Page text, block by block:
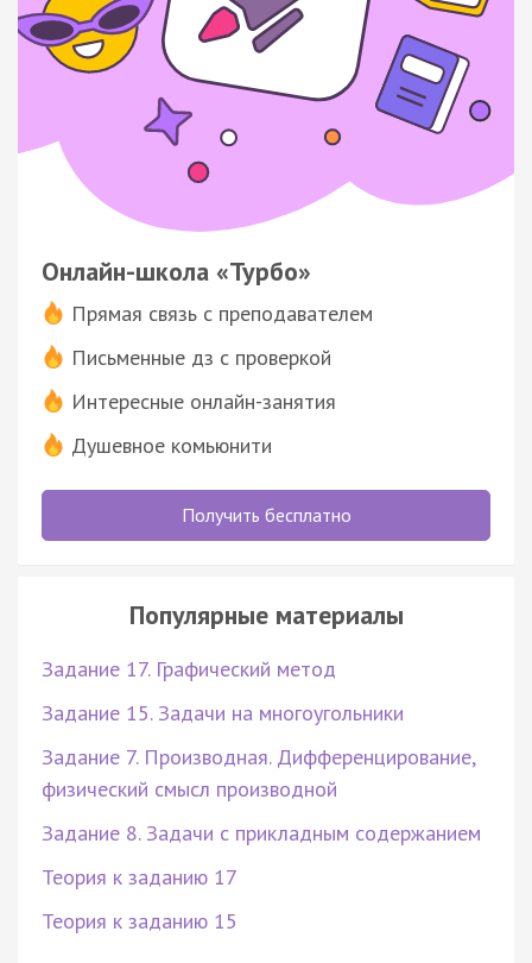
Онлайн-школа «Турбо»
Прямая связь с преподавателем
Письменные дз с проверкой
Интересные онлайн-занятия
Душевное комьюнити
Получить бесплатно
Популярные материалы
Задание 17. Графический метод
Задание 15. Задачи на многоугольники
Задание 7. Производная. Дифференцирование,
физический смысл производной
Задание 8. Задачи с прикладным содержанием
Теория к заданию 17
Теория к заданию 15